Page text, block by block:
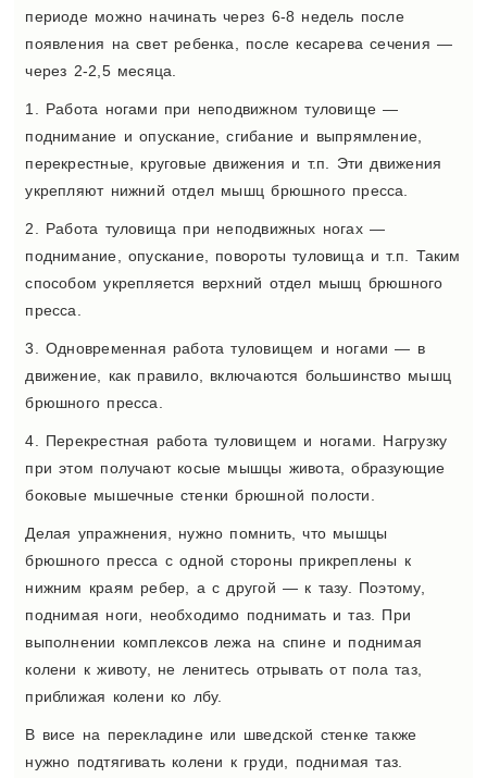
периоде можно начинать через 6-8 недель после
появления на свет ребенка, после кесарева сечения —
через 2-2,5 месяца.
1. Работа ногами при неподвижном туловище —
поднимание и опускание, сгибание и выпрямление,
перекрестные, круговые движения и т.п. Эти движения
укрепляют нижний отдел мышц брюшного пресса.
2. Работа туловища при неподвижных ногах —
поднимание, опускание, повороты туловища и т.п. Таким
способом укрепляется верхний отдел мышц брюшного
пресса.
3. Одновременная работа туловищем и ногами — в
движение, как правило, включаются большинство мышц
брюшного пресса.
4. Перекрестная работа туловищем и ногами. Нагрузку
при этом получают косые мышцы живота, образующие
боковые мышечные стенки брюшной полости.
Делая упражнения, нужно помнить, что мышцы
брюшного пресса с одной стороны прикреплены к
нижним краям ребер, а с другой — к тазу. Поэтому,
поднимая ноги, необходимо поднимать и таз. При
выполнении комплексов лежа на спине и поднимая
колени к животу, не ленитесь отрывать от пола таз,
приближая колени ко лбу.
В висе на перекладине или шведской стенке также
нужно подтягивать колени к груди, поднимая таз.